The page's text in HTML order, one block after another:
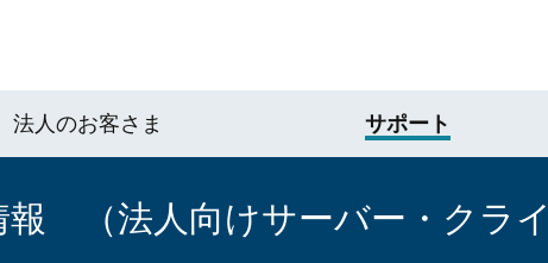
法人のお客さま サポート
報 （法人向けサーバー・クライ